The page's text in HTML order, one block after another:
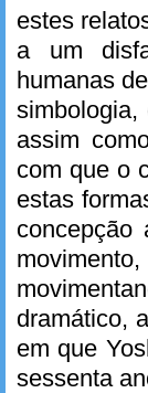
estes
a um
humanas
assim
com que o
estas
concepção
dramático,
em que
sessenta